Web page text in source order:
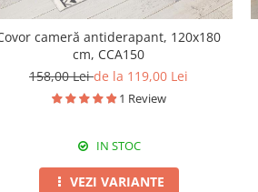
cameră antiderapant, 120x180
cm, CCA150
158,00 Leide la 119,00 Lei
1 Review
IN STOC
VEZI VARIANTE